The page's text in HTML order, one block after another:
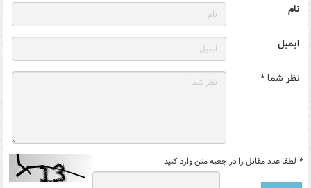
نام
ایمیل
نظر شما *
* لطفا عدد مقابل را در جعبه متن وارد کنید